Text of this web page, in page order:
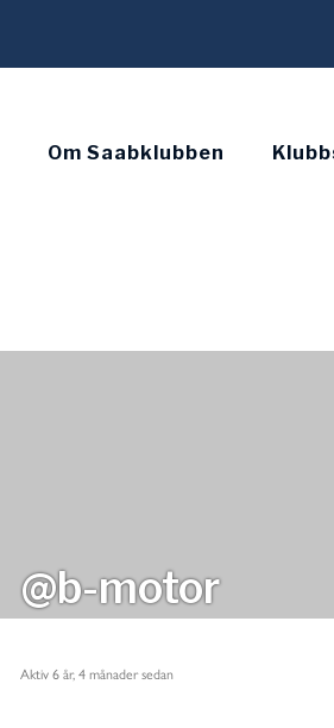
Om Saabklubben
@b-motor
Aktiv 6 år, 4 månader sedan